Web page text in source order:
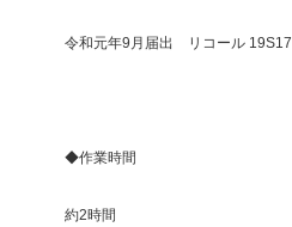
令和元年9月届出 リコール 19S17
◆作業時間
約2時間